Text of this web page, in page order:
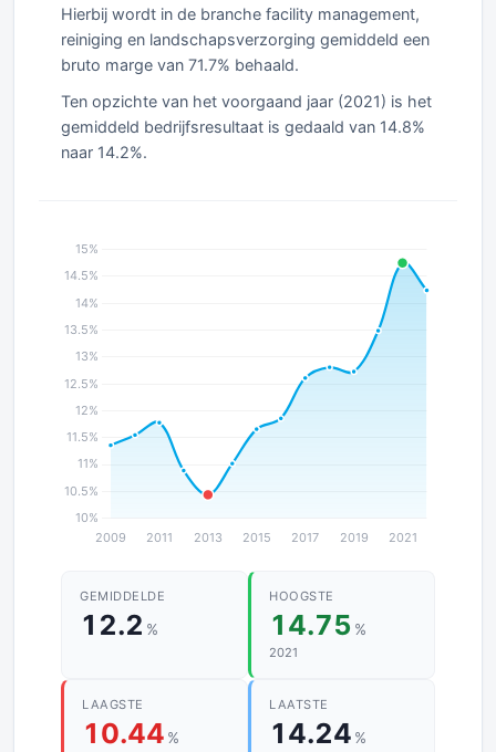
Hierbij wordt in de branche facility management,
reiniging en landschapsverzorging gemiddeld een
bruto marge van 71.7% behaald.
Ten opzichte van het voorgaand jaar (2021) is het
gemiddeld bedrijfsresultaat is gedaald van 14.8%
naar 14.2%.
GEMIDDELDE
12.2 %
HOOGSTE
14.75 %
2021
LAAGSTE
10.44 %
LAATSTE
14.24 %